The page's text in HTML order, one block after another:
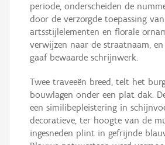
periode, onderscheiden de
door de verzorgde toepassing
artsstijlelementen en florale
verwijzen naar de straatnaam,
gaaf bewaarde schrijnwerk.
Twee traveeën breed, telt het
bouwlagen onder een plat dak.
een similibepleistering in
decoratieve, ter hoogte van de
ingesneden plint in gefrijnde